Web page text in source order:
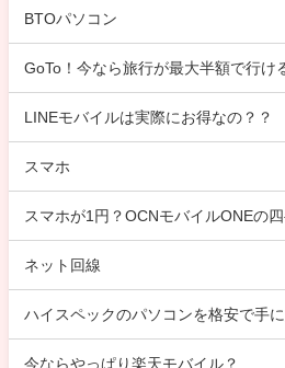
BTOパソコン
GoTo！今なら旅行が最大半額で行け
LINEモバイルは実際にお得なの？？
スマホ
スマホが1円？OCNモバイルONEの
ネット回線
ハイスペックのパソコンを格安で手
今ならやっぱり楽天モバイル？